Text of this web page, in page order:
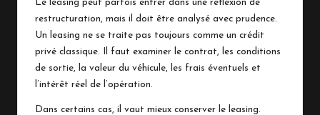
Le leasing peut parfois entrer dans une réflexion de
restructuration, mais il doit être analysé avec prudence.
Un leasing ne se traite pas toujours comme un crédit
privé classique. Il faut examiner le contrat, les conditions
de sortie, la valeur du véhicule, les frais éventuels et
l’intérêt réel de l’opération.
Dans certains cas, il vaut mieux conserver le leasing.